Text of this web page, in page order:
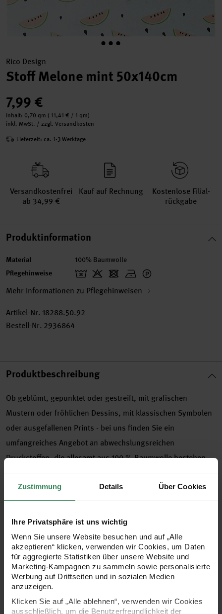
Zustimmung Details Über Cookies
Ihre Privatsphäre ist uns wichtig
Wenn Sie unsere Website besuchen und auf „Alle
akzeptieren“ klicken, verwenden wir Cookies, um Daten
für aggregierte Statistiken über unsere Website und
Marketing-Kampagnen zu sammeln sowie personalisierte
Werbung auf Drittseiten und in sozialen Medien
anzuzeigen.
Klicken Sie auf „Alle ablehnen“, verwenden wir Cookies
ausschließlich, um die Benutzerfreundlichkeit der
Rico Design
Stoff Melone mint 50x140cm
7,99 €
Inhalt: 0,70 qm ( 11,41 € / 1 qm)
inkl. MwSt. / zzgl. Versandkosten
Lieferzeit: ca. 1-3 Werktage
Versand­kosten­frei
ab 34,99 €
Kauf auf Rechnung
Kosten­lose Filial­
rückgabe
Produktinformation
Material 100% Baumwolle
Pflegehinweise
Mehr Informationen zu Pflegehinweisen
Artikel-Nr. 18288.50.92
Bestell-Nr. 2936864
Produktbeschreibung
Ob geblümt, gepunktet oder gestreift, mit grafischen
Mustern oder fröhlichen Dessins, mit klassischen Symbolen
oder ausgefallenen Prints - bei uns finden Sie ein
umfangreiches Angebot an abwechslungsreichen
Druckstoffen, die allesamt aus 100 % Baumwolle bestehen.
Die Druckstoffe sind sowohl als Meterware als auch als große
und kleine Zuschnitte erhältlich. Alle Stoffe eignen sich
hervorragend zum Nähen und Basteln und laden mit ihren
vielfältigen Motiven zum kreativen Gestalten ein. Lassen Sie
sich inspirieren!
Druckstoff aus 100% Baumwolle, waschbar bei 30° C
Maße: 50x140 cm
Tipp! Zum Aufbügeln das Bügelvlies (Art.Nr. 16141.00.00)
verwenden.